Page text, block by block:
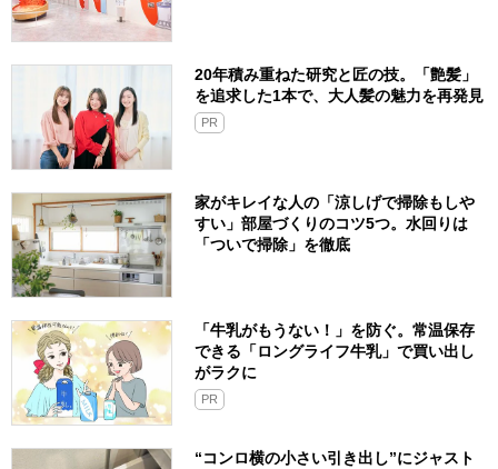
20年積み重ねた研究と匠の技。「艶髪」
を追求した1本で、大人髪の魅力を再発見
PR
家がキレイな人の「涼しげで掃除もしや
すい」部屋づくりのコツ5つ。水回りは
「ついで掃除」を徹底
「牛乳がもうない！」を防ぐ。常温保存
できる「ロングライフ牛乳」で買い出し
がラクに
PR
“コンロ横の小さい引き出し”にジャスト